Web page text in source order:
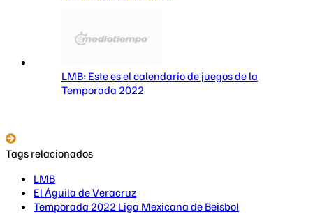
LMB: Este es el calendario de juegos de la
Temporada 2022
Tags relacionados
LMB
El Águila de Veracruz
Temporada 2022 Liga Mexicana de Beisbol